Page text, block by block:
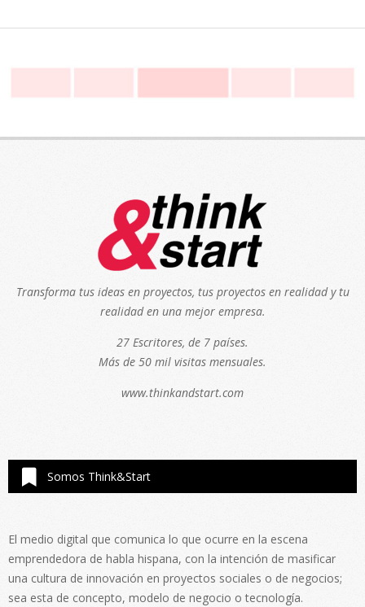
Transforma tus ideas en proyectos, tus proyectos en realidad y tu
realidad en una mejor empresa.
27 Escritores, de 7 países.
Más de 50 mil visitas mensuales.
www.thinkandstart.com
Somos Think&Start
El medio digital que comunica lo que ocurre en la escena
emprendedora de habla hispana, con la intención de masificar
una cultura de innovación en proyectos sociales o de negocios;
sea esta de concepto, modelo de negocio o tecnología.